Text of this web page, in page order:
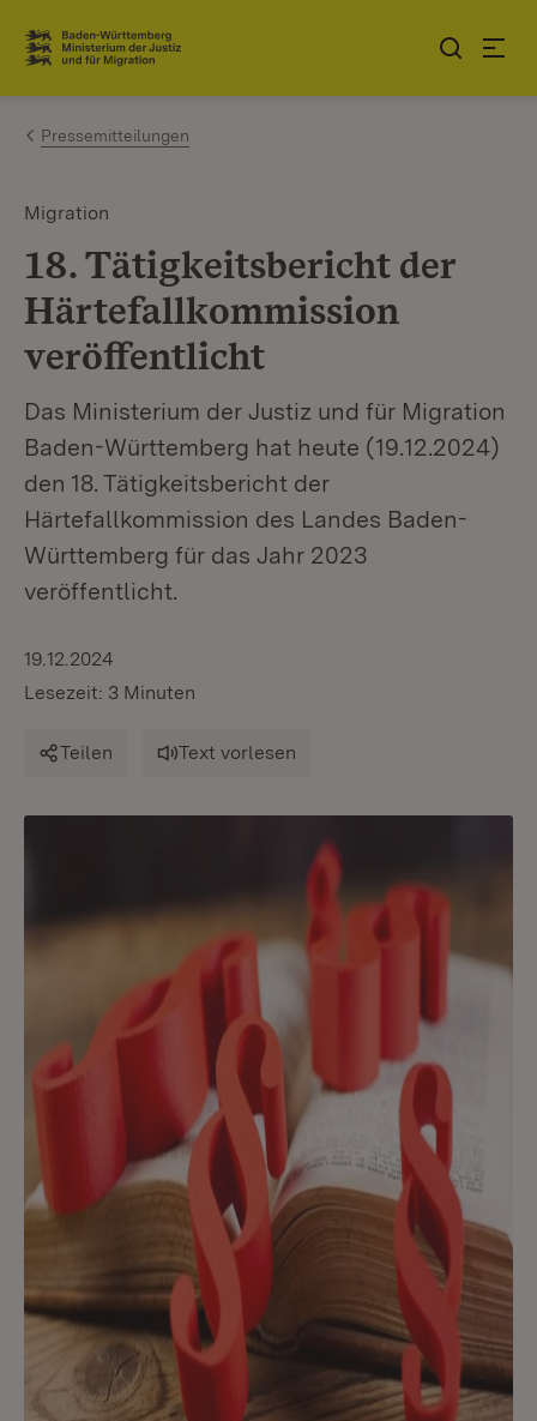
Zum Inhalt springen
Link zur Startseite
Pressemitteilungen
Migration
18. Tätigkeitsbericht der
Härtefallkommission
veröffentlicht
Das Ministerium der Justiz und für Migration
Baden-Württemberg hat heute (19.12.2024)
den 18. Tätigkeitsbericht der
Härtefallkommission des Landes Baden-
Württemberg für das Jahr 2023
veröffentlicht.
19.12.2024
Lesezeit: 3 Minuten
Teilen Text vorlesen